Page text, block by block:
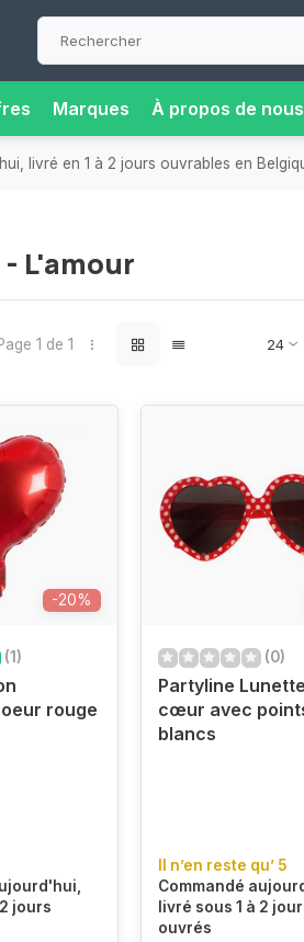
Marques À propos de nous
près de chez vous, pour plus de
L'amour
1 de 1
-20%
(1)
rouge
jours
(0)
Partyline
cœur avec
blancs
Il n’en reste qu’ 5
Commandé
livré sous 1 à 2
ouvrés